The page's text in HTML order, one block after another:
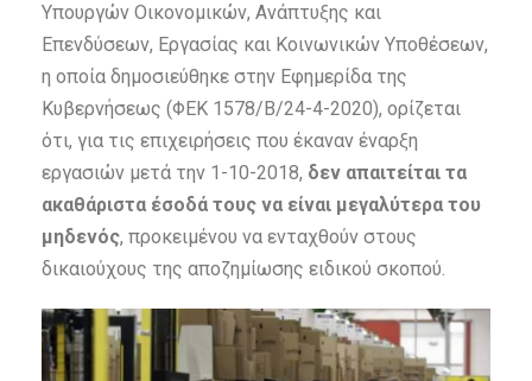
Υπουργών Οικονομικών, Ανάπτυξης και
Επενδύσεων, Εργασίας και Κοινωνικών Υποθέσεων,
η οποία δημοσιεύθηκε στην Εφημερίδα της
Κυβερνήσεως (ΦΕΚ 1578/Β/24-4-2020), ορίζεται
ότι, για τις επιχειρήσεις που έκαναν έναρξη
εργασιών μετά την 1-10-2018, δεν απαιτείται τα
ακαθάριστα έσοδά τους να είναι μεγαλύτερα του
μηδενός, προκειμένου να ενταχθούν στους
δικαιούχους της αποζημίωσης ειδικού σκοπού.